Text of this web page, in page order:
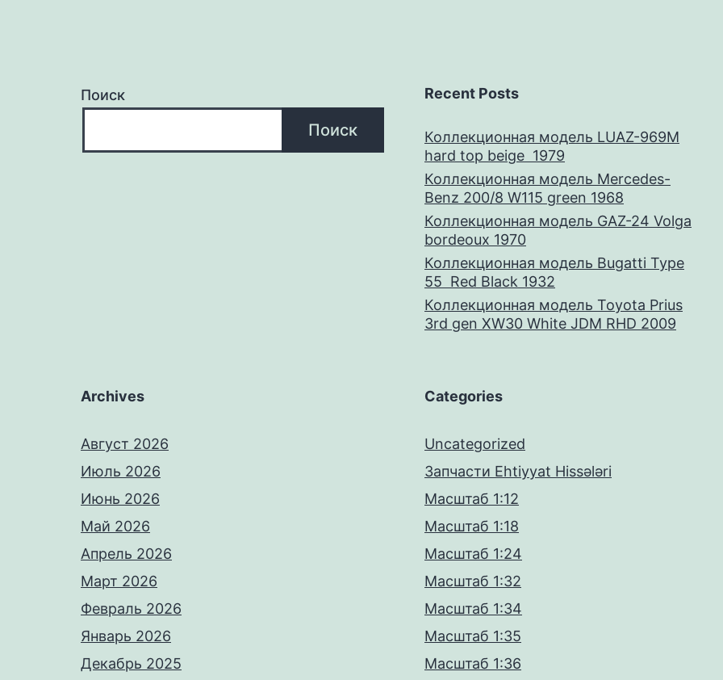
Поиск
Поиск
Recent Posts
Коллекционная модель LUAZ-969M
hard top beige 1979
Коллекционная модель Mercedes-
Benz 200/8 W115 green 1968
Коллекционная модель GAZ-24 Volga
bordeoux 1970
Коллекционная модель Bugatti Type
55 Red Black 1932
Коллекционная модель Toyota Prius
3rd gen XW30 White JDM RHD 2009
Archives
Август 2026
Июль 2026
Июнь 2026
Май 2026
Апрель 2026
Март 2026
Февраль 2026
Январь 2026
Декабрь 2025
Categories
Uncategorized
Запчасти Ehtiyyat Hissələri
Масштаб 1:12
Масштаб 1:18
Масштаб 1:24
Масштаб 1:32
Масштаб 1:34
Масштаб 1:35
Масштаб 1:36